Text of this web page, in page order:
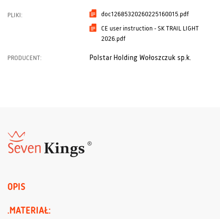
PLIKI: doc12685320260225160015.pdf
CE user instruction - SK TRAIL LIGHT
2026.pdf
PRODUCENT: Polstar Holding Wołoszczuk sp.k.
OPIS
.MATERIAŁ: